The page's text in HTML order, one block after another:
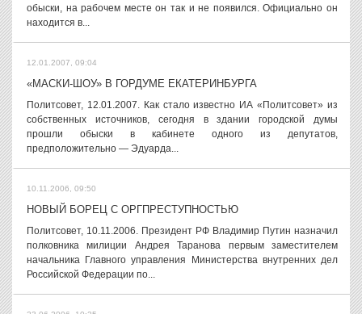
обыски, на рабочем месте он так и не появился. Официально он
находится в...
12.01.2007, 09:04
«МАСКИ-ШОУ» В ГОРДУМЕ ЕКАТЕРИНБУРГА
Политсовет, 12.01.2007. Как стало известно ИА «Политсовет» из
собственных источников, сегодня в здании городской думы
прошли обыски в кабинете одного из депутатов,
предположительно — Эдуарда...
10.11.2006, 09:50
НОВЫЙ БОРЕЦ С ОРГПРЕСТУПНОСТЬЮ
Политсовет, 10.11.2006. Президент РФ Владимир Путин назначил
полковника милиции Андрея Таранова первым заместителем
начальника Главного управления Министерства внутренних дел
Российской Федерации по...